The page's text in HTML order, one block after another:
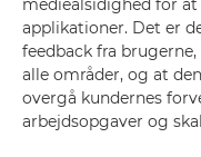
mediealsidighed for
applikationer. Det er
feedback fra
alle områder, og at
overgå kundernes
arbejdsopgaver og